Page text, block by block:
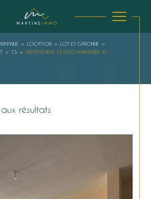
LOCATION
LOT ET GARONNE
T3 APPARTEMENT T3 DANS MARMANDE 47
résultats